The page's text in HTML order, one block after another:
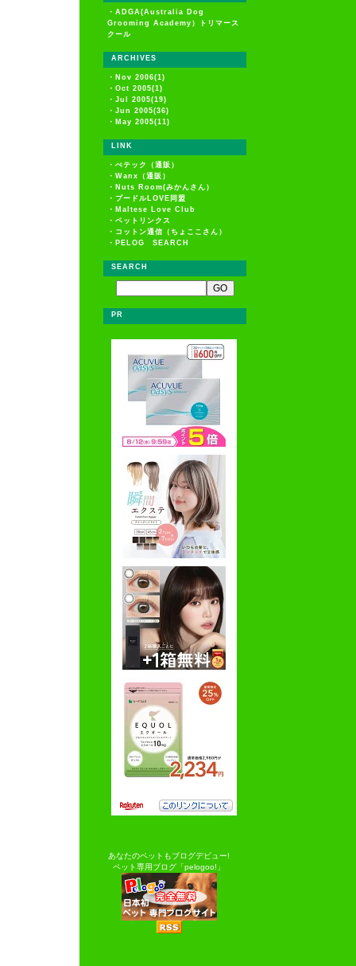
・ ADGA(Australia Dog
Grooming Academy）トリマース
クール
ARCHIVES
・ Nov 2006(1)
・ Oct 2005(1)
・ Jul 2005(19)
・ Jun 2005(36)
・ May 2005(11)
LINK
・ ぺテック（通販）
・ Wanx（通販）
・ Nuts Room(みかんさん）
・ プードルLOVE同盟
・ Maltese Love Club
・ ペットリンクス
・ コットン通信（ちょここさん）
・ PELOG SEARCH
SEARCH
PR
あなたのペットもブログデビュー!
ペット専用ブログ「pelogoo!」